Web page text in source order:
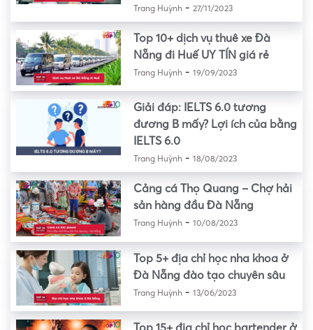
Trang Huỳnh- 27/11/2023
Top 10+ dịch vụ thuê xe Đà
Nẵng đi Huế UY TÍN giá rẻ
Trang Huỳnh- 19/09/2023
Giải đáp: IELTS 6.0 tương
đương B mấy? Lợi ích của bằng
IELTS 6.0
Trang Huỳnh- 18/08/2023
Cảng cá Thọ Quang – Chợ hải
sản hàng đầu Đà Nẵng
Trang Huỳnh- 10/08/2023
Top 5+ địa chỉ học nha khoa ở
Đà Nẵng đào tạo chuyên sâu
Trang Huỳnh- 13/06/2023